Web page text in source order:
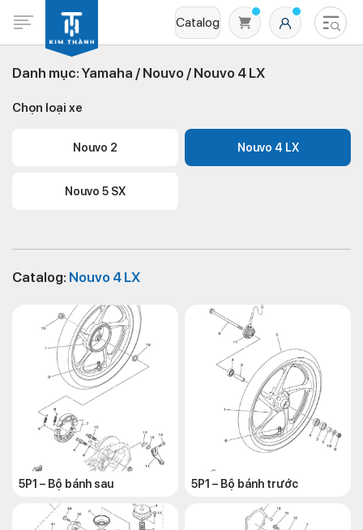
Catalog
Danh mục: Yamaha / Nouvo / Nouvo 4 LX
Chọn loại xe
Nouvo 2 Nouvo 4 LX
Nouvo 5 SX
Catalog: Nouvo 4 LX
5P1 – Bộ bánh sau 5P1 – Bộ bánh trước